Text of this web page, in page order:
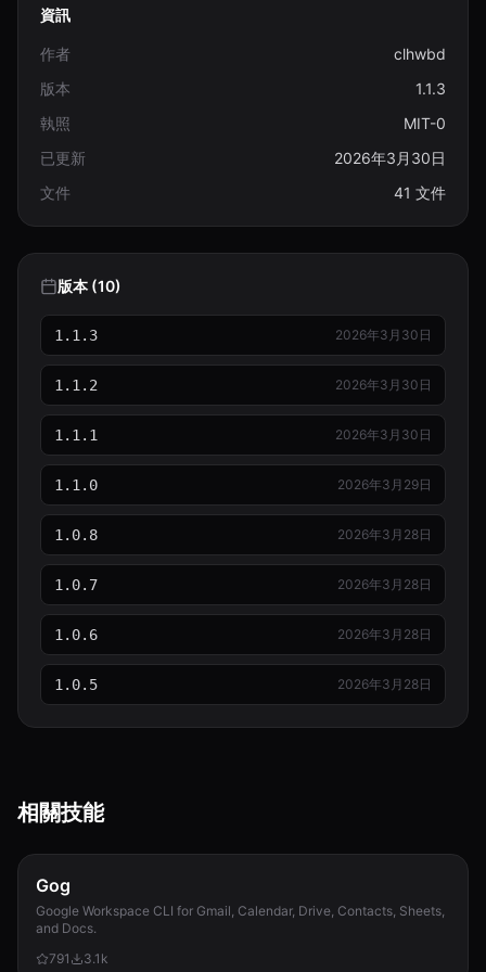
chunk-09.json
146.3 KB
chunk-10.json
123.1 KB
chunk-12.json
114.3 KB
144 B
dynamic-sampling-plan.md
engine.py
90.1 KB
25.7 KB
go_stargazing.py
488 B
index.json
901 B
index.json
298 B
lunar_query.py
output-schema-current.md
2.4 KB
reply-regression-scenarios.md
4.0 KB
資訊
作者
clhwbd
版本
1.1.3
執照
MIT-0
已更新
2026年3月30日
文件
41 文件
版本 (10)
1.1.3 2026年3月30日
1.1.2 2026年3月30日
1.1.1 2026年3月30日
1.1.0 2026年3月29日
1.0.8 2026年3月28日
1.0.7 2026年3月28日
1.0.6 2026年3月28日
1.0.5 2026年3月28日
相關技能
Gog
Google Workspace CLI for Gmail, Calendar, Drive, Contacts, Sheets,
and Docs.
791
3.1k